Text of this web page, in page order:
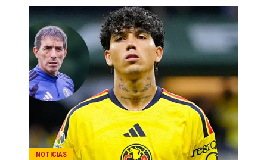
NOTICIAS